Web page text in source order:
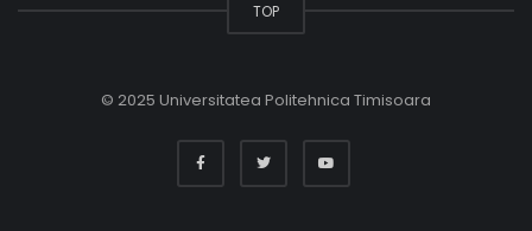
TOP
© 2025 Universitatea Politehnica Timisoara